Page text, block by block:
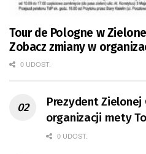
Tour de Pologne w
Zobacz zmiany w
0 UDOST.
Prezydent Zielonej
organizacji mety
0 UDOST.